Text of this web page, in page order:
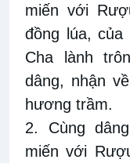
miến với
đồng lúa, của
Cha lành
dâng, nhận
hương trầm.
2. Cùng
miến với